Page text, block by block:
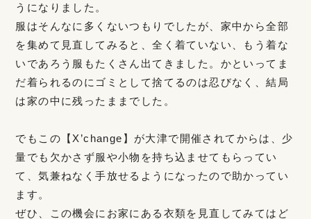
うになりました。
服はそんなに多くないつもりでしたが、家中から全部
を集めて見直してみると、全く着ていない、もう着な
いであろう服もたくさん出てきました。かといってま
だ着られるのにゴミとして捨てるのは忍びなく、結局
は家の中に残ったままでした。
でもこの【X’change】が大津で開催されてからは、少
量でも欠かさず服や小物を持ち込ませてもらってい
て、気兼ねなく手放せるようになったので助かってい
ます。
ぜひ、この機会にお家にある衣類を見直してみてはど